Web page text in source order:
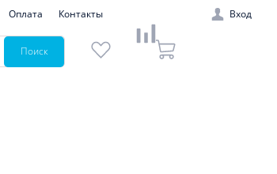
Оплата Контакты Вход
Поиск